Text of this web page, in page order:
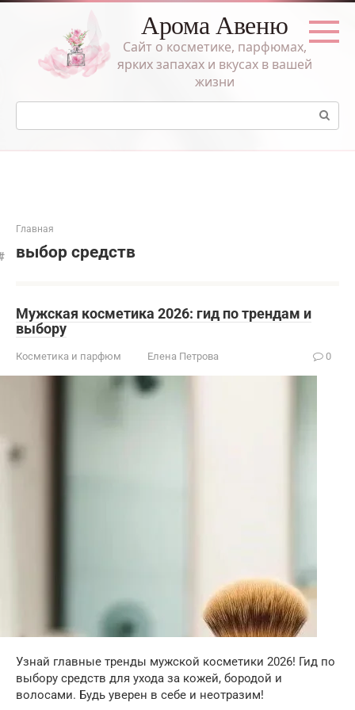
Перейти
Арома Авеню
Сайт о косметике, парфюмах,
ярких запахах и вкусах в вашей
жизни
Поиск:
Главная
выбор средств
Мужская косметика 2026: гид по трендам и
выбору
Косметика и парфюм Елена Петрова 0
Узнай главные тренды мужской косметики 2026! Гид по
выбору средств для ухода за кожей, бородой и
волосами. Будь уверен в себе и неотразим!